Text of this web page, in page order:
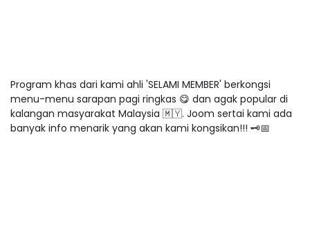
Program khas dari kami ahli 'SELAMI MEMBER' berkongsi
menu-menu sarapan pagi ringkas 😋 dan agak popular di
kalangan masyarakat Malaysia 🇲🇾. Joom sertai kami ada
banyak info menarik yang akan kami kongsikan!!! 🗝📅